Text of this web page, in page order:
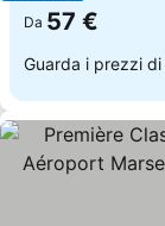
Da 57 €
Guarda i prezzi di